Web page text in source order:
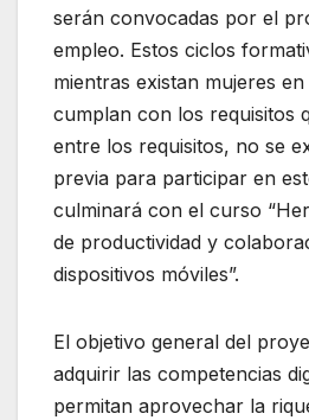
serán convocadas por el
empleo. Estos ciclos
mientras existan mujeres
cumplan con los requisitos
entre los requisitos, no se
previa para participar en
culminará con el curso
de productividad y
dispositivos móviles”.
El objetivo general del
adquirir las competencias
permitan aprovechar la